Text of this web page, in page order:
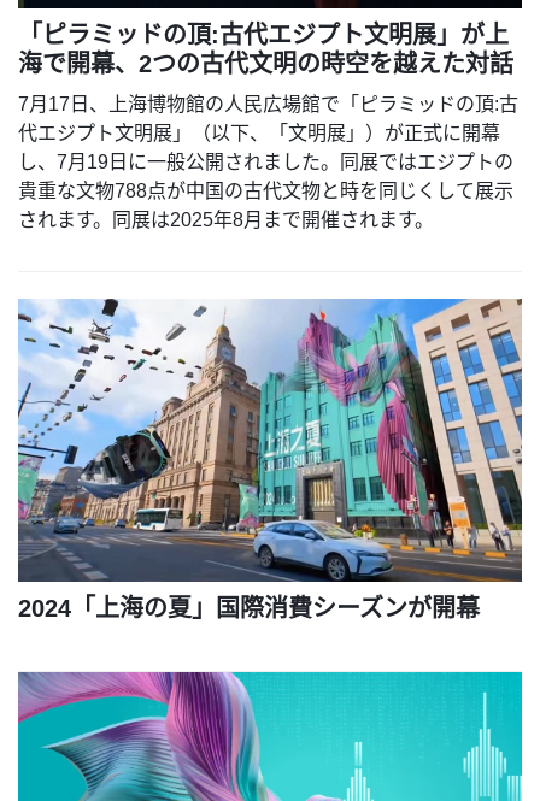
「ピラミッドの頂:古代エジプト文明展」が上
海で開幕、2つの古代文明の時空を越えた対話
7月17日、上海博物館の人民広場館で「ピラミッドの頂:古
代エジプト文明展」（以下、「文明展」）が正式に開幕
し、7月19日に一般公開されました。同展ではエジプトの
貴重な文物788点が中国の古代文物と時を同じくして展示
されます。同展は2025年8月まで開催されます。
2024「上海の夏」国際消費シーズンが開幕